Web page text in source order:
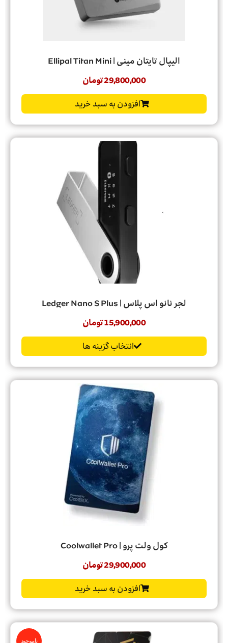
الیپال تایتان مینی | Ellipal Titan Mini
29,800,000تومان
افزودن به سبد خرید
لجر نانو اس پلاس | Ledger Nano S Plus
15,900,000تومان
انتخاب گزینه ها
کول ولت پرو | Coolwallet Pro
29,900,000تومان
افزودن به سبد خرید
ناموجود